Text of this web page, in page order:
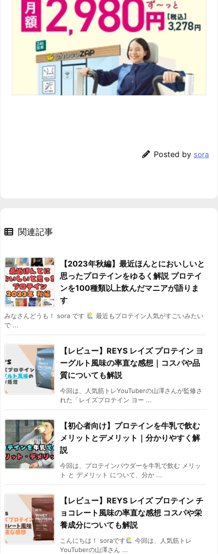
Posted by sora
関連記事
【2023年秋編】最近ほんとにおいしいと
思ったプロテインをゆるく解説 プロテイ
ンを100種類以上飲んだマニアが語りま
す
みなさんどうも！ sora です
最近もプロテイン人気がすごいみたい
で ...
【レビュー】REYS レイズ プロテイン ヨ
ーグルト風味の率直な感想｜コスパや品
質についても解説
今回は、人気筋トレYouTuberの山澤さんが監修さ
れた「レイズプロテイン ヨー ...
【初心者向け】プロテインを牛乳で飲む
メリットとデメリット｜分かりやすく解
説
今回は、プロテインパウダーを牛乳で飲む メリッ
ト と デメリット について、分か ...
【レビュー】REYS レイズ プロテイン チ
ョコレート風味の率直な感想 コスパや栄
養成分についても解説
こんにちは！ soraです
今回は、人気筋トレ
YouTuberの山澤さん ...